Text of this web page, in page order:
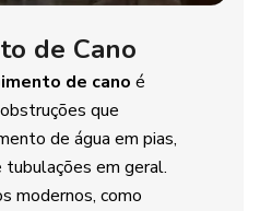
de Cano
de cano é
que
de água em pias,
em geral.
modernos, como